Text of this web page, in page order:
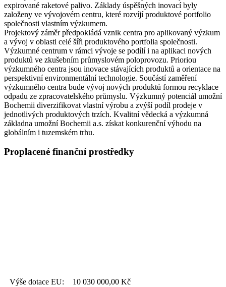
expirované raketové palivo. Základy úspěšných inovací byly
založeny ve vývojovém centru, které rozvíjí produktové portfolio
společnosti vlastním výzkumem.
Projektový záměr předpokládá vznik centra pro aplikovaný výzkum
a vývoj v oblasti celé šíři produktového portfolia společnosti.
Výzkumné centrum v rámci vývoje se podílí i na aplikaci nových
produktů ve zkušebním průmyslovém poloprovozu. Prioriou
výzkumného centra jsou inovace stávajících produktů a orientace na
perspektivní environmentální technologie. Součástí zaměření
výzkumného centra bude vývoj nových produktů formou recyklace
odpadu ze zpracovatelského průmyslu. Výzkumný potenciál umožní
Bochemii diverzifikovat vlastní výrobu a zvýší podíl prodeje v
jednotlivých produktových trzích. Kvalitní vědecká a výzkumná
základna umožní Bochemii a.s. získat konkurenční výhodu na
globálním i tuzemském trhu.
Proplacené finanční prostředky
Výše dotace EU: 10 030 000,00 Kč